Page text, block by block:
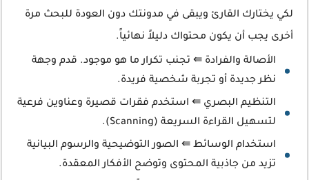
لكي يختارك القارئ ويبقى في مدونتك دون العودة للبحث مرة
أخرى يجب أن يكون محتواك دليلاً نهائياً.
الأصالة والفرادة ⇚ تجنب تكرار ما هو موجود. قدم وجهة
نظر جديدة أو تجربة شخصية فريدة.
التنظيم البصري ⇚ استخدم فقرات قصيرة وعناوين فرعية
لتسهيل القراءة السريعة (Scanning).
استخدام الوسائط ⇚ الصور التوضيحية والرسوم البيانية
تزيد من جاذبية المحتوى وتوضح الأفكار المعقدة.